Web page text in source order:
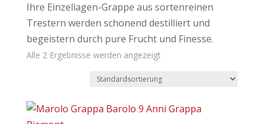
Ihre Einzellagen-Grappe aus sortenreinen
Trestern werden schonend destilliert und
begeistern durch pure Frucht und Finesse.
Alle 2 Ergebnisse werden angezeigt